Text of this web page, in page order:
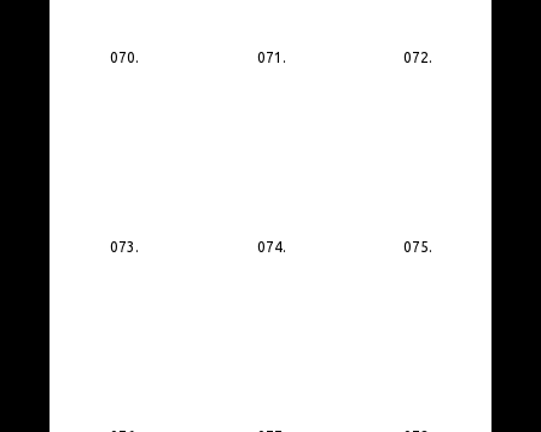
070. 071. 072.
073. 074. 075.